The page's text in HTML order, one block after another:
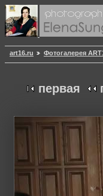
art16.ru Фотогалерея
первая